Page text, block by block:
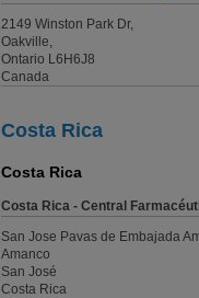
2149 Winston Park Dr,
Oakville,
Ontario L6H6J8
Canada
Costa Rica
Costa Rica
Costa Rica - Central
San Jose Pavas de Embajada
Amanco
San José
Costa Rica